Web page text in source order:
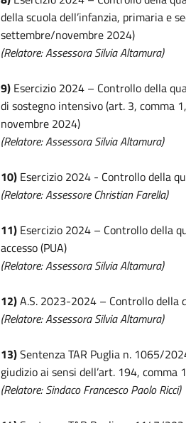
della scuola dell’infanzia, primaria e
settembre/novembre 2024)
(Relatore: Assessora Silvia Altamura)
9) Esercizio 2024 – Controllo della
di sostegno intensivo (art. 3, comma
novembre 2024)
(Relatore: Assessora Silvia Altamura)
10) Esercizio 2024 - Controllo della
(Relatore: Assessore Christian Farella)
11) Esercizio 2024 – Controllo della
accesso (PUA)
(Relatore: Assessora Silvia Altamura)
12)A.S. 2023-2024 – Controllo della
(Relatore: Assessora Silvia Altamura)
13)Sentenza TAR Puglia n. 1065/
giudizio ai sensi dell’art. 194,
(Relatore: Sindaco Francesco Paolo Ricci)